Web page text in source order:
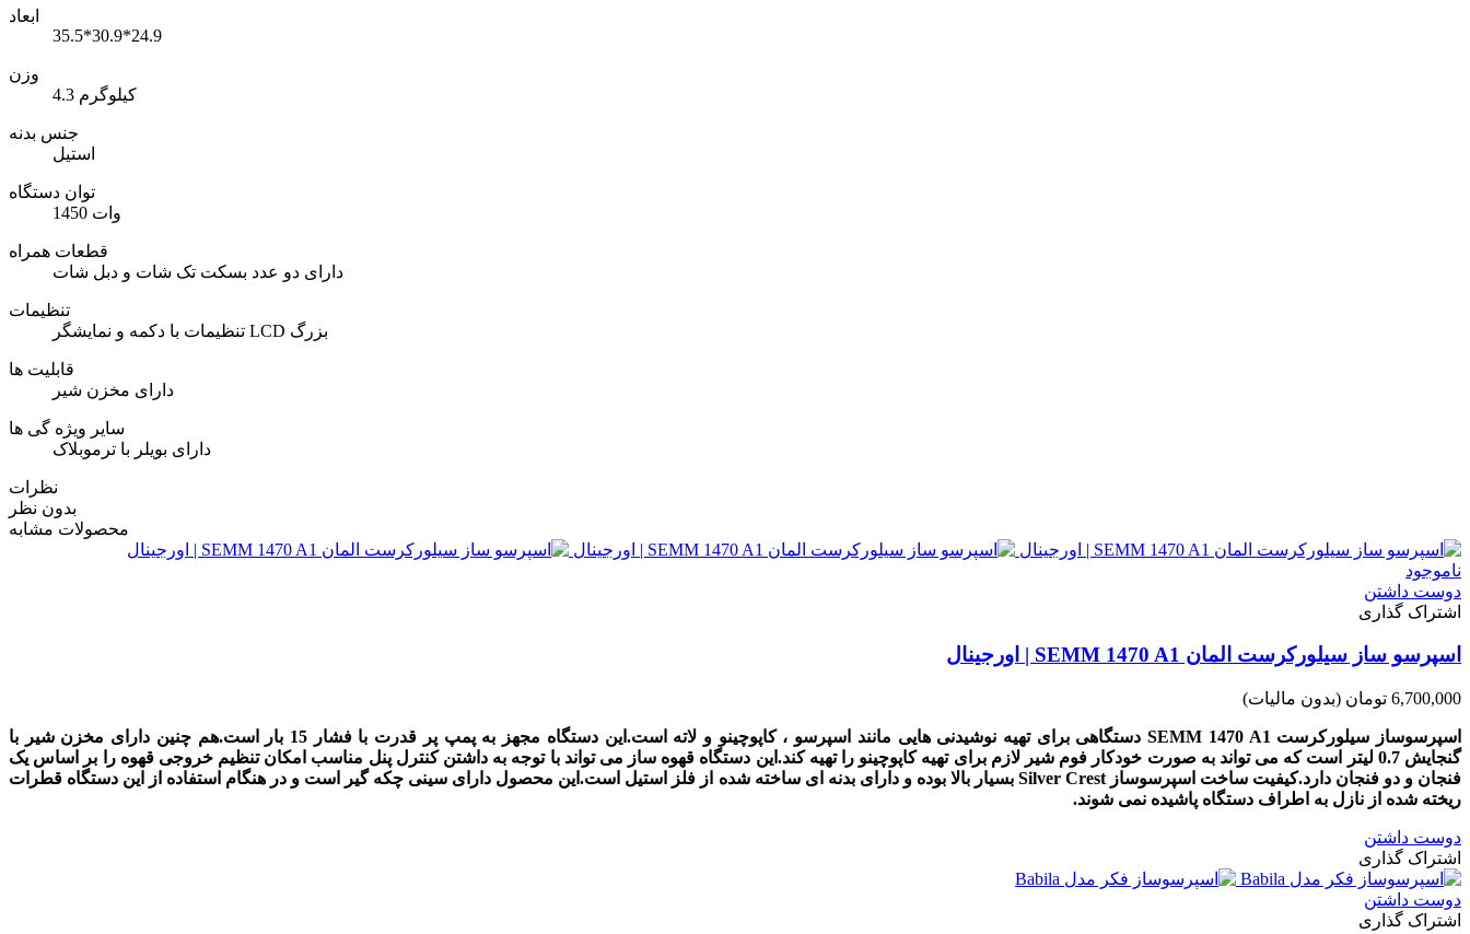
ابعاد
35.5*30.9*24.9
وزن
4.3 کیلوگرم
جنس بدنه
استیل
توان دستگاه
1450 وات
قطعات همراه
دارای دو عدد بسکت تک شات و دبل شات
تنظیمات
تنظیمات با دکمه و نمایشگر LCD بزرگ
قابلیت ها
دارای مخزن شیر
سایر ویژه گی ها
دارای بویلر با ترموبلاک
نظرات
بدون نظر
محصولات مشابه
ناموجود
دوست داشتن
اشتراک گذاری
اسپرسو ساز سیلورکرست المان SEMM 1470 A1 | اورجینال
6,700,000 تومان (بدون مالیات)
اسپرسوساز سیلورکرست SEMM 1470 A1 دستگاهی برای تهیه نوشیدنی هایی مانند اسپرسو ، کاپوچینو و لاته است.این دستگاه مجهز به پمپ پر قدرت با فشار 15 بار است.هم چنین دارای مخزن شیر با
گنجایش 0.7 لیتر است که می تواند به صورت خودکار فوم شیر لازم برای تهیه کاپوچینو را تهیه کند.این دستگاه قهوه ساز می تواند با توجه به داشتن کنترل پنل مناسب امکان تنظیم خروجی قهوه را بر اساس یک
فنجان و دو فنجان دارد.کیفیت ساخت اسپرسوساز Silver Crest بسیار بالا بوده و دارای بدنه ای ساخته شده از فلز استیل است.این محصول دارای سینی چکه گیر است و در هنگام استفاده از این دستگاه قطرات
ریخته شده از نازل به اطراف دستگاه پاشیده نمی شوند.
دوست داشتن
اشتراک گذاری
دوست داشتن
اشتراک گذاری